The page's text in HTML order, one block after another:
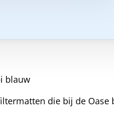
blauw
die bij de Oase